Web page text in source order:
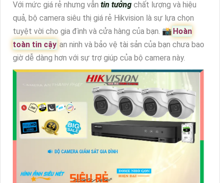
Với mức giá rẻ nhưng vẫn tin tưởng chất lượng và hiệu
quả, bộ camera siêu thị giá rẻ Hikvision là sự lựa chọn
tuyệt vời cho gia đình và cửa hàng của bạn. 📸 Hoàn
toàn tin cậy an ninh và bảo vệ tài sản của bạn chưa bao
giờ dễ dàng hơn với sự trợ giúp của bộ camera này.